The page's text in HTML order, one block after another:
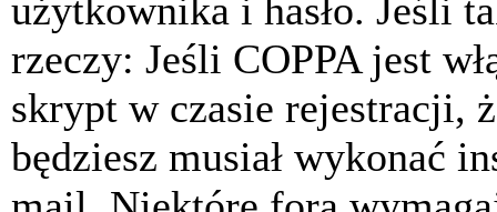
użytkownika i hasło. Jeśli
rzeczy: Jeśli COPPA jest
skrypt w czasie rejestracji,
będziesz musiał wykonać